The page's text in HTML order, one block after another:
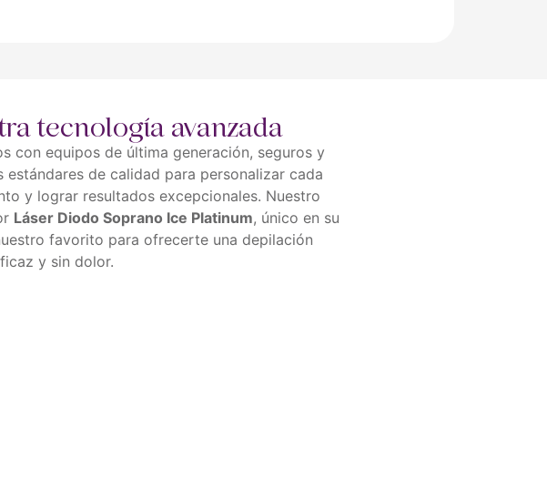
tecnología avanzada
con equipos de última generación, seguros y
estándares de calidad para personalizar cada
y lograr resultados excepcionales. Nuestro
Láser Diodo Soprano Ice Platinum, único en su
favorito para ofrecerte una depilación
y sin dolor.